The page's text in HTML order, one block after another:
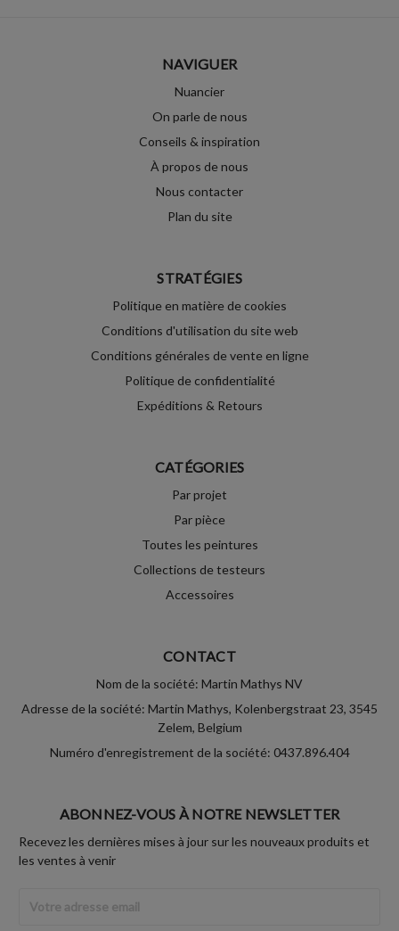
NAVIGUER
Nuancier
On parle de nous
Conseils & inspiration
À propos de nous
Nous contacter
Plan du site
STRATÉGIES
Politique en matière de cookies
Conditions d'utilisation du site web
Conditions générales de vente en ligne
Politique de confidentialité
Expéditions & Retours
CATÉGORIES
Par projet
Par pièce
Toutes les peintures
Collections de testeurs
Accessoires
CONTACT
Nom de la société: Martin Mathys NV
Adresse de la société: Martin Mathys, Kolenbergstraat 23, 3545
Zelem, Belgium
Numéro d'enregistrement de la société: 0437.896.404
ABONNEZ-VOUS À NOTRE NEWSLETTER
Recevez les dernières mises à jour sur les nouveaux produits et
les ventes à venir
Email